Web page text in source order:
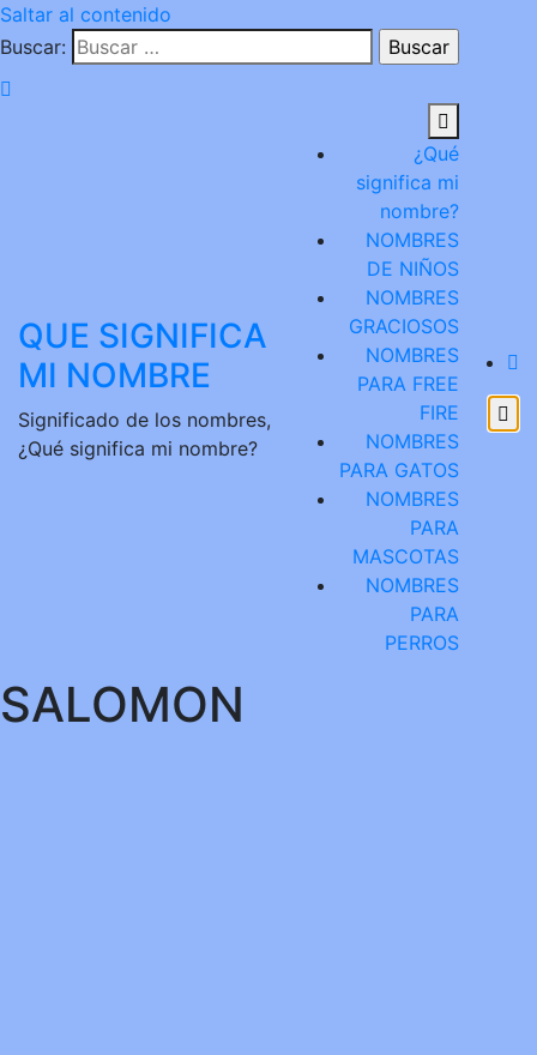
Saltar al contenido
Buscar:
QUE SIGNIFICA
MI NOMBRE
Significado de los nombres,
¿Qué significa mi nombre?
¿Qué
significa mi
nombre?
NOMBRES
DE NIÑOS
NOMBRES
GRACIOSOS
NOMBRES
PARA FREE
FIRE
NOMBRES
PARA GATOS
NOMBRES
PARA
MASCOTAS
NOMBRES
PARA
PERROS
SALOMON